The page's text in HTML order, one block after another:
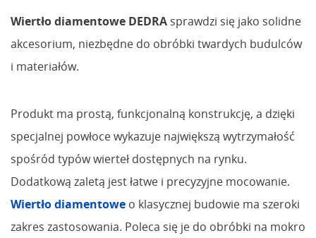
Wiertło diamentowe DEDRA sprawdzi się jako solidne
akcesorium, niezbędne do obróbki twardych budulców
i materiałów.
Produkt ma prostą, funkcjonalną konstrukcję, a dzięki
specjalnej powłoce wykazuje największą wytrzymałość
spośród typów wierteł dostępnych na rynku.
Dodatkową zaletą jest łatwe i precyzyjne mocowanie.
Wiertło diamentowe o klasycznej budowie ma szeroki
zakres zastosowania. Poleca się je do obróbki na mokro